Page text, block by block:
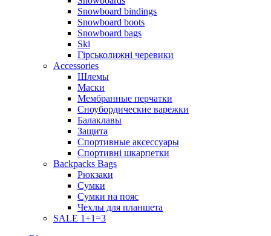
Snowboard bindings
Snowboard boots
Snowboard bags
Ski
Гірськолижні черевики
Accessories
Шлемы
Маски
Мембранные перчатки
Сноубордические варежки
Балаклавы
Защита
Спортивные аксессуары
Спортивні шкарпетки
Backpacks Bags
Рюкзаки
Сумки
Сумки на пояс
Чехлы для планшета
SALE 1+1=3